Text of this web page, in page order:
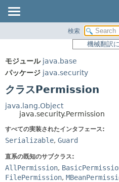
パッケージ
使用
ツリー
プレビュー
新規
非推奨
索引
検索
機械翻訳
モジュール java.base
パッケージ java.security
クラスPermission
java.lang.Object
java.security.Permission
すべての実装されたインタフェース:
Serializable, Guard
直系の既知のサブクラス:
AllPermission,
FilePermission,